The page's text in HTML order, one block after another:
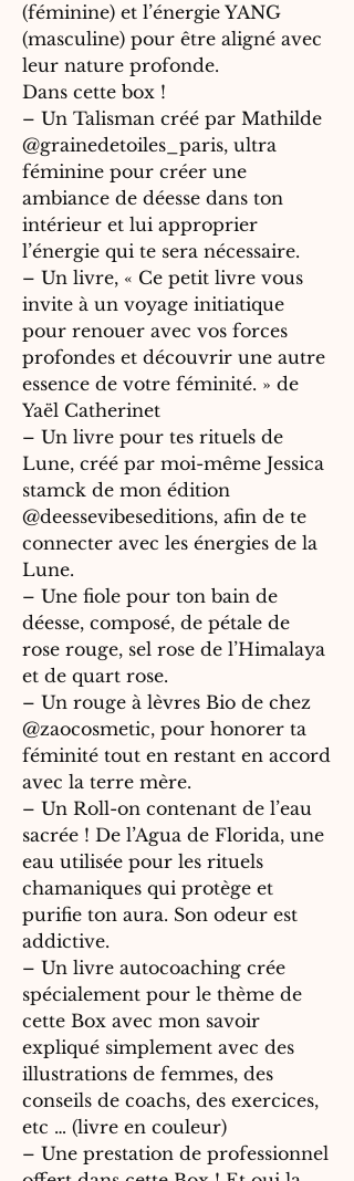
(féminine) et l’énergie YANG
(masculine) pour être aligné avec
leur nature profonde.
Dans cette box !
– Un Talisman créé par Mathilde
@grainedetoiles_paris, ultra
féminine pour créer une
ambiance de déesse dans ton
intérieur et lui approprier
l’énergie qui te sera nécessaire.
– Un livre, « Ce petit livre vous
invite à un voyage initiatique
pour renouer avec vos forces
profondes et découvrir une autre
essence de votre féminité. » de
Yaël Catherinet
– Un livre pour tes rituels de
Lune, créé par moi-même Jessica
stamck de mon édition
@deessevibeseditions, afin de te
connecter avec les énergies de la
Lune.
– Une fiole pour ton bain de
déesse, composé, de pétale de
rose rouge, sel rose de l’Himalaya
et de quart rose.
– Un rouge à lèvres Bio de chez
@zaocosmetic, pour honorer ta
féminité tout en restant en accord
avec la terre mère.
– Un Roll-on contenant de l’eau
sacrée ! De l’Agua de Florida, une
eau utilisée pour les rituels
chamaniques qui protège et
purifie ton aura. Son odeur est
addictive.
– Un livre autocoaching crée
spécialement pour le thème de
cette Box avec mon savoir
expliqué simplement avec des
illustrations de femmes, des
conseils de coachs, des exercices,
etc … (livre en couleur)
– Une prestation de professionnel